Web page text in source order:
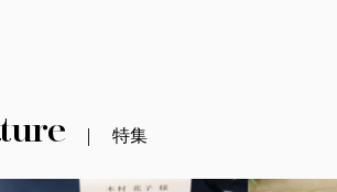
特集